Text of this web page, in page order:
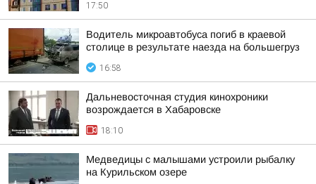
17:50
Водитель микроавтобуса погиб в краевой
столице в результате наезда на большегруз
16:58
Дальневосточная студия кинохроники
возрождается в Хабаровске
18:10
Медведицы с малышами устроили рыбалку
на Курильском озере